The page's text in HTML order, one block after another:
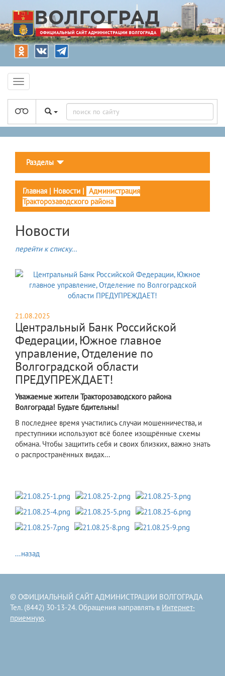
Разделы
Главная | Новости | Администрация
Тракторозаводского района
Новости
перейти к списку...
21.08.2025
Центральный Банк Российской
Федерации, Южное главное
управление, Отделение по
Волгоградской области
ПРЕДУПРЕЖДАЕТ!
Уважаемые жители Тракторозаводского района
Волгограда! Будьте бдительны!
​В последнее время участились случаи мошенничества, и
преступники используют всё более изощрённые схемы
обмана. Чтобы защитить себя и своих близких, важно знать
о распространённых видах...
...назад
© ОФИЦИАЛЬНЫЙ САЙТ АДМИНИСТРАЦИИ ВОЛГОГРАДА
Тел. (8442) 30-13-24. Обращения направлять в Интернет-
приемную.